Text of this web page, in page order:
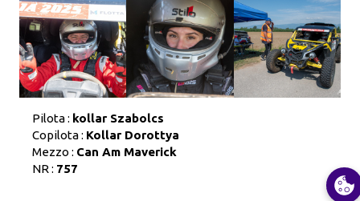
Pilota : kollar Szabolcs
Copilota : Kollar Dorottya
Mezzo : Can Am Maverick
NR : 757